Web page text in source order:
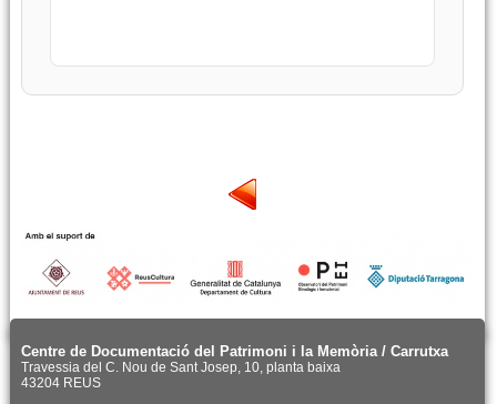
Centre de Documentació del Patrimoni i la Memòria / Carrutxa
Travessia del C. Nou de Sant Josep, 10, planta baixa
43204 REUS